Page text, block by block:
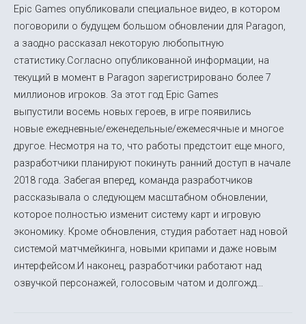
Epic Games опубликовали специальное видео, в котором
поговорили о будущем большом обновлении для Paragon,
а заодно рассказал некоторую любопытную
статистику.Согласно опубликованной информации, на
текущий в момент в Paragon зарегистрировано более 7
миллионов игроков. За этот год Epic Games
выпустили восемь новых героев, в игре появились
новые ежедневные/еженедельные/ежемесячные и многое
другое. Несмотря на то, что работы предстоит еще много,
разработчики планируют покинуть ранний доступ в начале
2018 года. Забегая вперед, команда разработчиков
рассказывала о следующем масштабном обновлении,
которое полностью изменит систему карт и игровую
экономику. Кроме обновления, студия работает над новой
системой матчмейкинга, новыми крипами и даже новым
интерфейсом.И наконец, разработчики работают над
озвучкой персонажей, голосовым чатом и долгожд...